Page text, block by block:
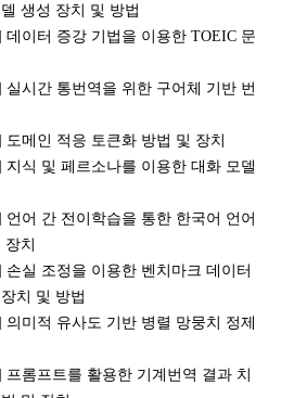
생성 장치 및 방법
데이터 증강 기법을 이용한 TOEIC 문
실시간 통번역을 위한 구어체 기반 번
도메인 적응 토큰화 방법 및 장치
지식 및 페르소나를 이용한 대화 모델
언어 간 전이학습을 통한 한국어 언어
장치
손실 조정을 이용한 벤치마크 데이터
치 및 방법
의미적 유사도 기반 병렬 망뭉치 정제
프롬프트를 활용한 기계번역 결과 치